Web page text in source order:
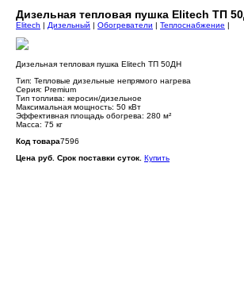
Дизельная тепловая пушка Elitech ТП
Elitech | Дизельный | Обогреватели | Теплоснабжение |
Дизельная тепловая пушка Elitech ТП 50ДН
Тип: Тепловые дизельные непрямого нагрева
Серия: Premium
Тип топлива: керосин/дизельное
Максимальная мощность: 50 кВт
Эффективная площадь обогрева: 280 м²
Масса: 75 кг
Код товара7596
Цена руб. Срок поставки суток. Купить